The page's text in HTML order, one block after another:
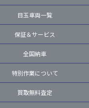
目玉車両一覧
保証＆サービス
全国納車
特別作業について
買取無料査定